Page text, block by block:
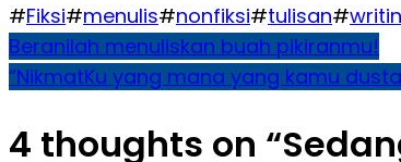
#Fiksi#menulis#nonfiksi#tulisan#
Navigasi
pos
Beranilah menuliskan buah pikiranmu!
“NikmatKu yang mana yang kamu
4 thoughts on “